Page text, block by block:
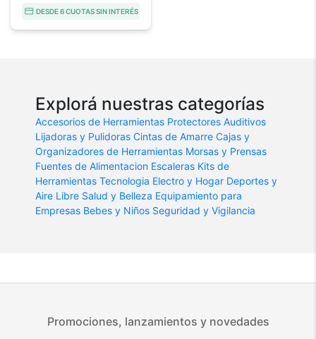
DESDE 6 CUOTAS SIN INTERÉS
Explorá nuestras categorías
Accesorios de Herramientas Protectores Auditivos
Lijadoras y Pulidoras Cintas de Amarre Cajas y
Organizadores de Herramientas Morsas y Prensas
Fuentes de Alimentacion Escaleras Kits de
Herramientas Tecnologia Electro y Hogar Deportes y
Aire Libre Salud y Belleza Equipamiento para
Empresas Bebes y Niños Seguridad y Vigilancia
Promociones, lanzamientos y novedades